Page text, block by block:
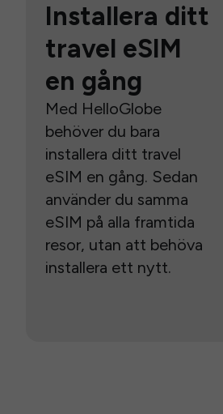
Installera ditt
travel eSIM
en gång
Med HelloGlobe
behöver du bara
installera ditt travel
eSIM en gång. Sedan
använder du samma
eSIM på alla framtida
resor, utan att behöva
installera ett nytt.